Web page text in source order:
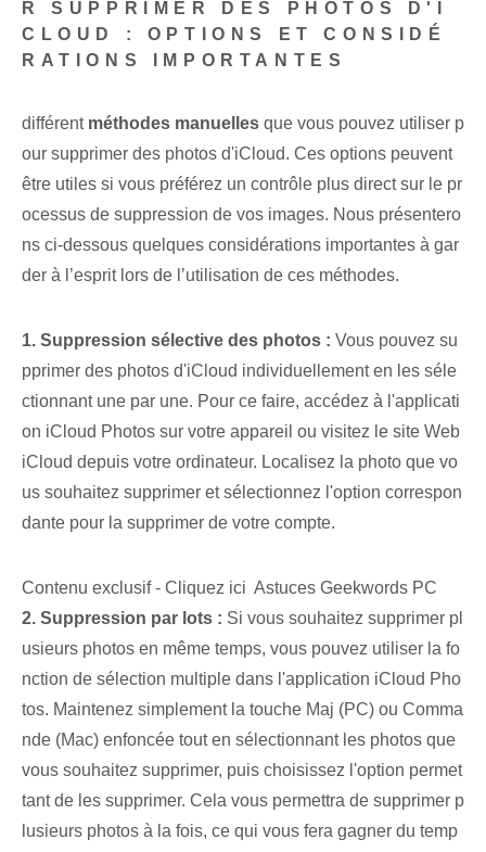
R SUPPRIMER DES PHOTOS D'I
CLOUD : OPTIONS ET CONSIDÉ
RATIONS IMPORTANTES
différent méthodes manuelles que vous pouvez utiliser p
our supprimer des photos d'iCloud. Ces options peuvent
être utiles si vous préférez un contrôle plus direct sur le pr
ocessus de suppression de vos images. Nous présentero
ns ci-dessous quelques considérations importantes à gar
der à l’esprit lors de l’utilisation de ces méthodes.
1. Suppression sélective des photos : Vous pouvez su
pprimer des photos d'iCloud individuellement en les séle
ctionnant une par une. Pour ce faire, accédez à l'applicati
on iCloud Photos sur votre appareil ou visitez le site Web
iCloud depuis votre ordinateur. Localisez la photo que vo
us souhaitez supprimer et sélectionnez l'option correspon
dante pour la supprimer de votre compte.
Contenu exclusif - Cliquez ici Astuces Geekwords PC
2. Suppression par lots : Si vous souhaitez supprimer pl
usieurs photos en même temps, vous pouvez utiliser la fo
nction de sélection multiple dans l'application iCloud Pho
tos. Maintenez simplement la touche Maj (PC) ou Comma
nde (Mac) enfoncée tout en sélectionnant les photos que
vous souhaitez supprimer, puis choisissez l'option permet
tant de les supprimer. Cela vous permettra de supprimer p
lusieurs photos à la fois, ce qui vous fera gagner du temp